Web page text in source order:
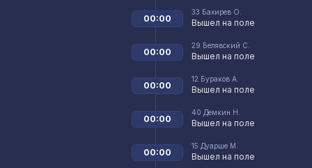
33 Бахирев О.
Вышел на поле
00:00
29 Белявский С.
Вышел на поле
00:00
12 Бураков А.
Вышел на поле
00:00
40 Демкин Н.
Вышел на поле
00:00
15 Дуарше М.
Вышел на поле
00:00